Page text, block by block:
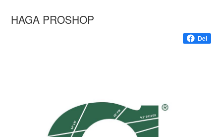
HAGA PROSHOP
Del